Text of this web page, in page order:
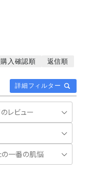
詳細フィルター
購入確認順
返信順